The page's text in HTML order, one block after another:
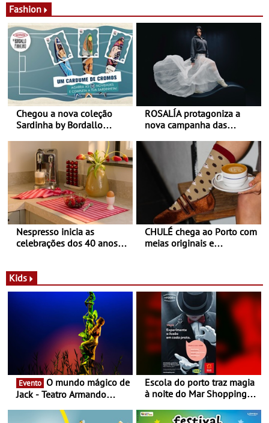
Fashion
Chegou a nova coleção
Sardinha by Bordallo
ROSALÍA protagoniza a
nova campanha das
Balance
Nespresso inicia as
celebrações dos 40 anos
Novas - Edição limitada
Nespresso x Torres Novas
CHULÉ chega ao Porto com
meias originais e
Shopping
Kids
Evento
Jack - Teatro Armando
Escola do porto traz magia
à noite do Mar Shopping
29 de abril, às 21h00